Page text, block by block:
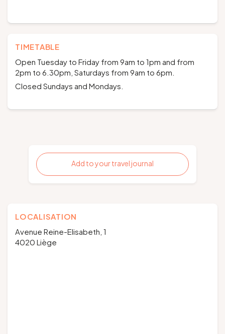
TIMETABLE
Open Tuesday to Friday from 9am to 1pm and from
2pm to 6.30pm, Saturdays from 9am to 6pm.
Closed Sundays and Mondays.
Add to your travel journal
LOCALISATION
Avenue Reine-Elisabeth, 1
4020 Liège